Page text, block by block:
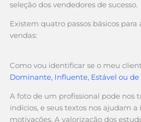
seleção dos vendedores de sucesso.
Existem quatro passos básicos para
vendas:
Como vou identificar se o meu
Dominante, Influente, Estável ou
A foto de um profissional pode nos
indícios, e seus textos nos ajudam
motivações. A valorização dos